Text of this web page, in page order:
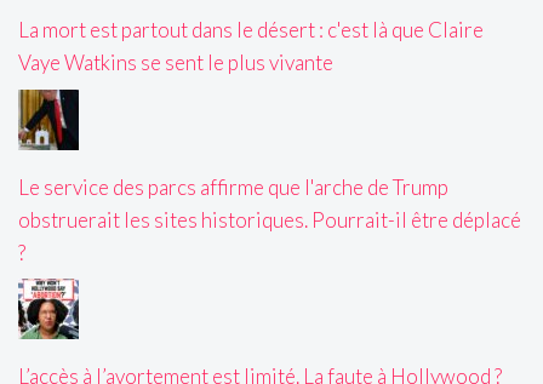
La mort est partout dans le désert : c'est là que Claire
Vaye Watkins se sent le plus vivante
Le service des parcs affirme que l'arche de Trump
obstruerait les sites historiques. Pourrait-il être déplacé
?
L’accès à l’avortement est limité. La faute à Hollywood ?